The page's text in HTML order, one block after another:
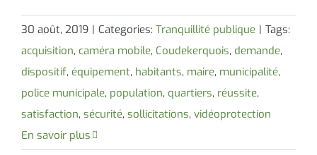
30 août, 2019 | Categories: Tranquillité publique | Tags:
acquisition, caméra mobile, Coudekerquois, demande,
dispositif, équipement, habitants, maire, municipalité,
police municipale, population, quartiers, réussite,
satisfaction, sécurité, sollicitations, vidéoprotection
En savoir plus